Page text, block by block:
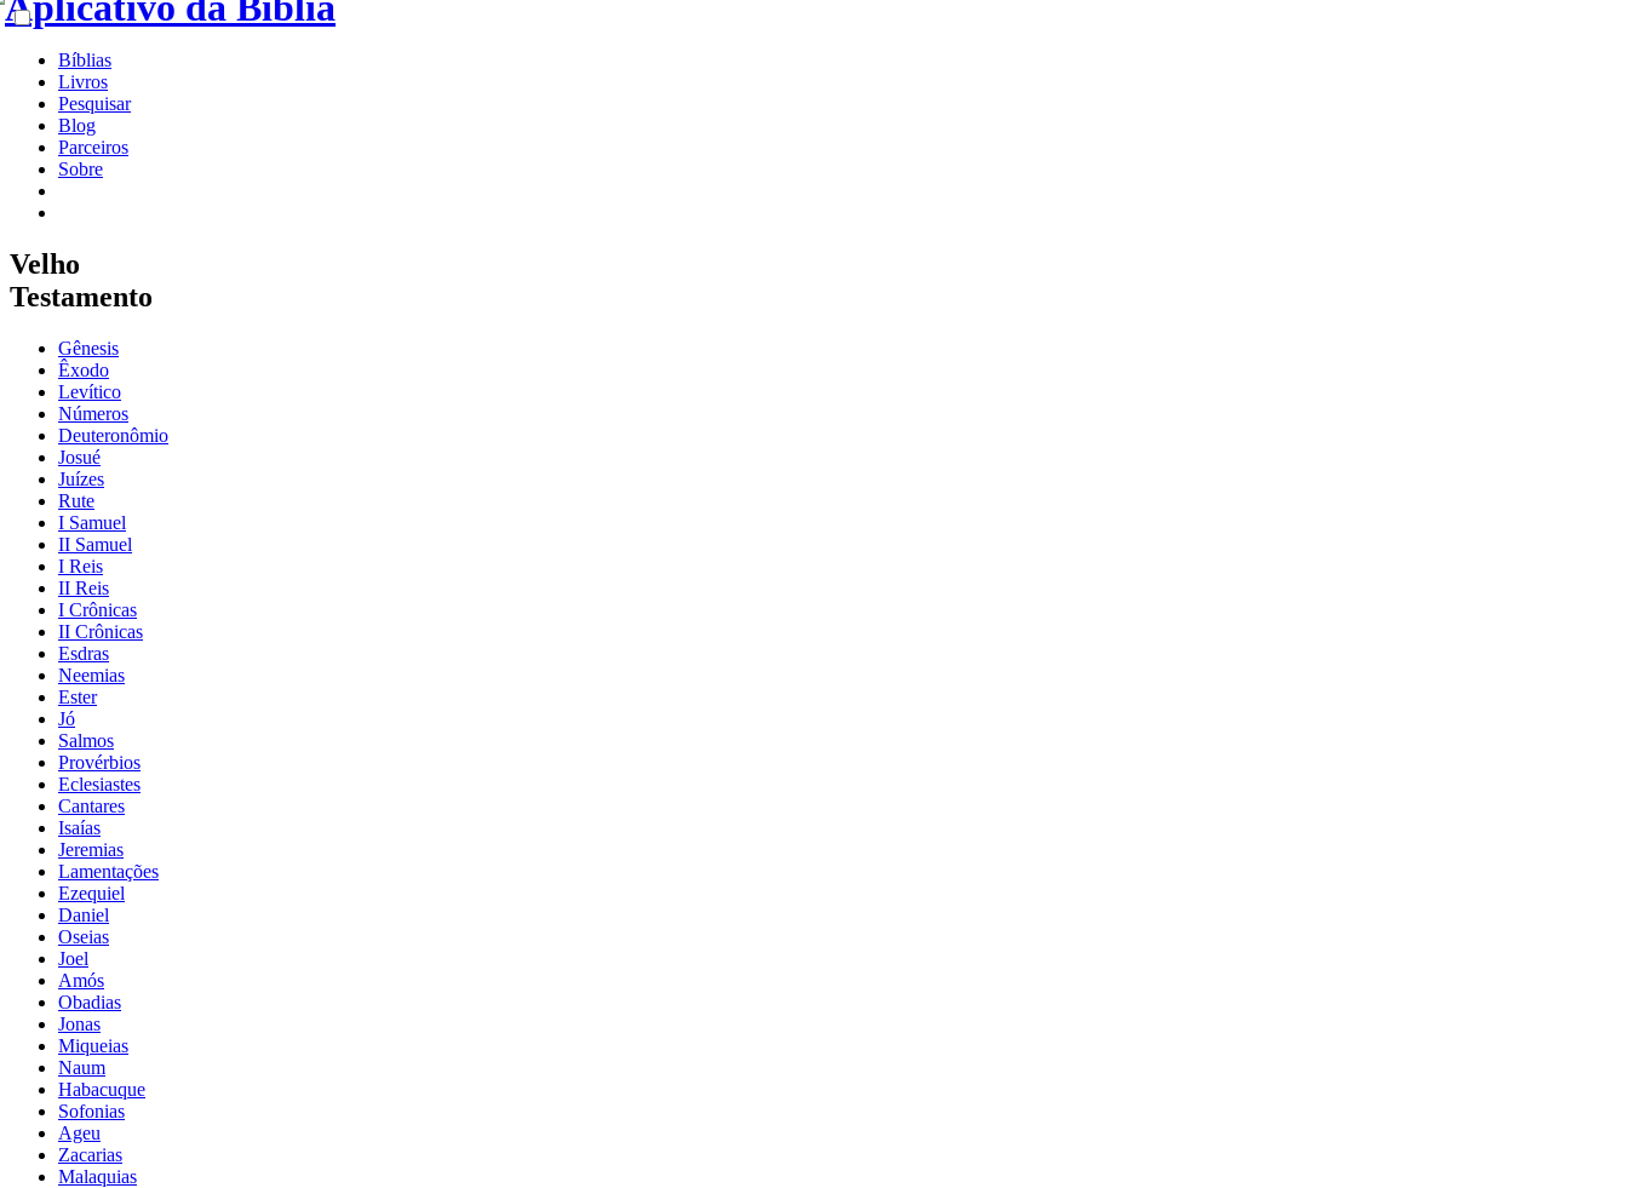
Bíblias
Livros
Pesquisar
Blog
Parceiros
Sobre
Velho
Testamento
Gênesis
Êxodo
Levítico
Números
Deuteronômio
Josué
Juízes
Rute
I Samuel
II Samuel
I Reis
II Reis
I Crônicas
II Crônicas
Esdras
Neemias
Ester
Jó
Salmos
Provérbios
Eclesiastes
Cantares
Isaías
Jeremias
Lamentações
Ezequiel
Daniel
Oseias
Joel
Amós
Obadias
Jonas
Miqueias
Naum
Habacuque
Sofonias
Ageu
Zacarias
Malaquias